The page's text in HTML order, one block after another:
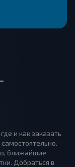
и как заказать
ближайшие
Добраться в